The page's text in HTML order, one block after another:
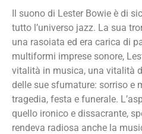
Il suono di Lester Bowie è di
tutto l’universo jazz. La sua
una rasoiata ed era carica di
multiformi imprese sonore,
vitalità in musica, una vitalità
delle sue sfumature: sorriso e
tragedia, festa e funerale.
quello ironico e dissacrante,
rendeva radiosa anche la